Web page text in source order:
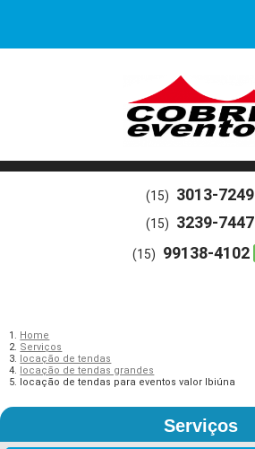
(15) 3013-7249
(15) 3239-7447
(15) 99138-4102
Home
Serviços
locação de tendas
locação de tendas grandes
locação de tendas para eventos valor Ibiúna
Serviços